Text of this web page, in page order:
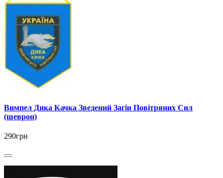
Вимпел Дика Качка Зведений Загін Повітряних Сил
(шеврон)
290грн